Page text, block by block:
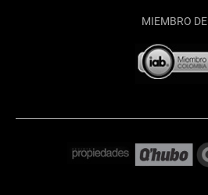
MIEMBRO